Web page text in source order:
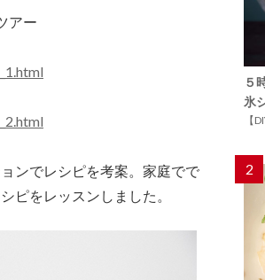
アー
ンでレシピを考案。家庭でで
ピをレッスンしました。
５
氷
【
2